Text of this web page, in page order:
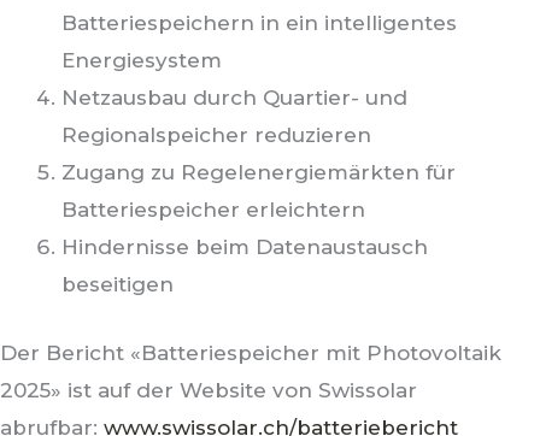
Batteriespeichern in ein intelligentes
Energiesystem
Netzausbau durch Quartier- und
Regionalspeicher reduzieren
Zugang zu Regelenergiemärkten für
Batteriespeicher erleichtern
Hindernisse beim Datenaustausch
beseitigen
Der Bericht «Batteriespeicher mit Photovoltaik
2025» ist auf der Website von Swissolar
abrufbar: www.swissolar.ch/batteriebericht